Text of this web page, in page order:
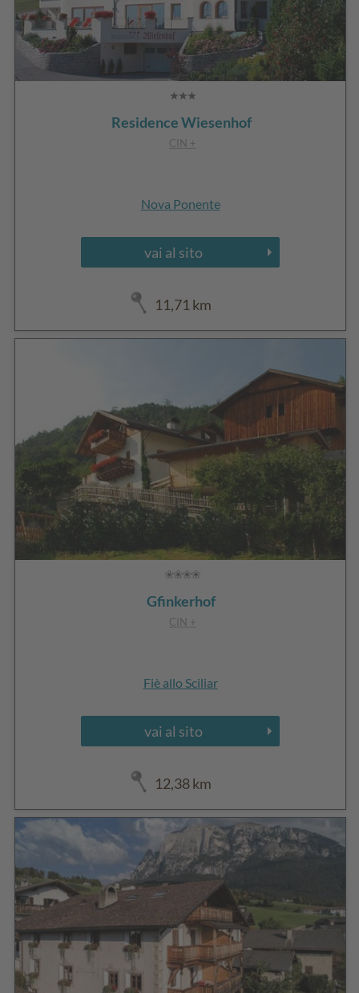
Residence Wiesenhof
CIN +
Nova Ponente
vai al sito
11,71 km
Gfinkerhof
CIN +
Fiè allo Sciliar
vai al sito
12,38 km